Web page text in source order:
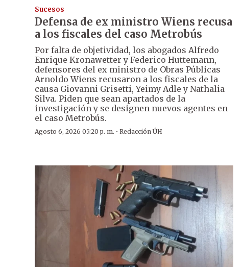
Sucesos
Defensa de ex ministro Wiens recusa
a los fiscales del caso Metrobús
Por falta de objetividad, los abogados Alfredo
Enrique Kronawetter y Federico Huttemann,
defensores del ex ministro de Obras Públicas
Arnoldo Wiens recusaron a los fiscales de la
causa Giovanni Grisetti, Yeimy Adle y Nathalia
Silva. Piden que sean apartados de la
investigación y se designen nuevos agentes en
el caso Metrobús.
Agosto 6, 2026 05:20 p. m. · Redacción ÚH